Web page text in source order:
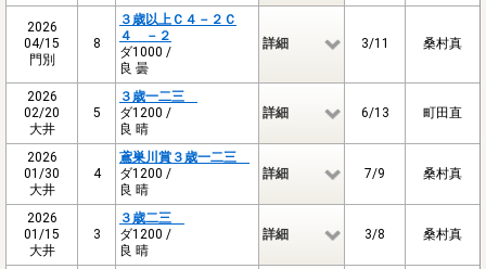
2026
04/15
門別
8
３歳以上Ｃ４－２Ｃ
４ －２
ダ1000 /
良 曇
詳細 3/11 桑村真
2026
02/20
大井
5
３歳一二三
ダ1200 /
良 晴
詳細 6/13 町田直
2026
01/30
大井
4
鳶巣川賞３歳一二三
ダ1200 /
良 晴
詳細 7/9 桑村真
2026
01/15
大井
3
３歳二三
ダ1200 /
良 晴
詳細 3/8 桑村真